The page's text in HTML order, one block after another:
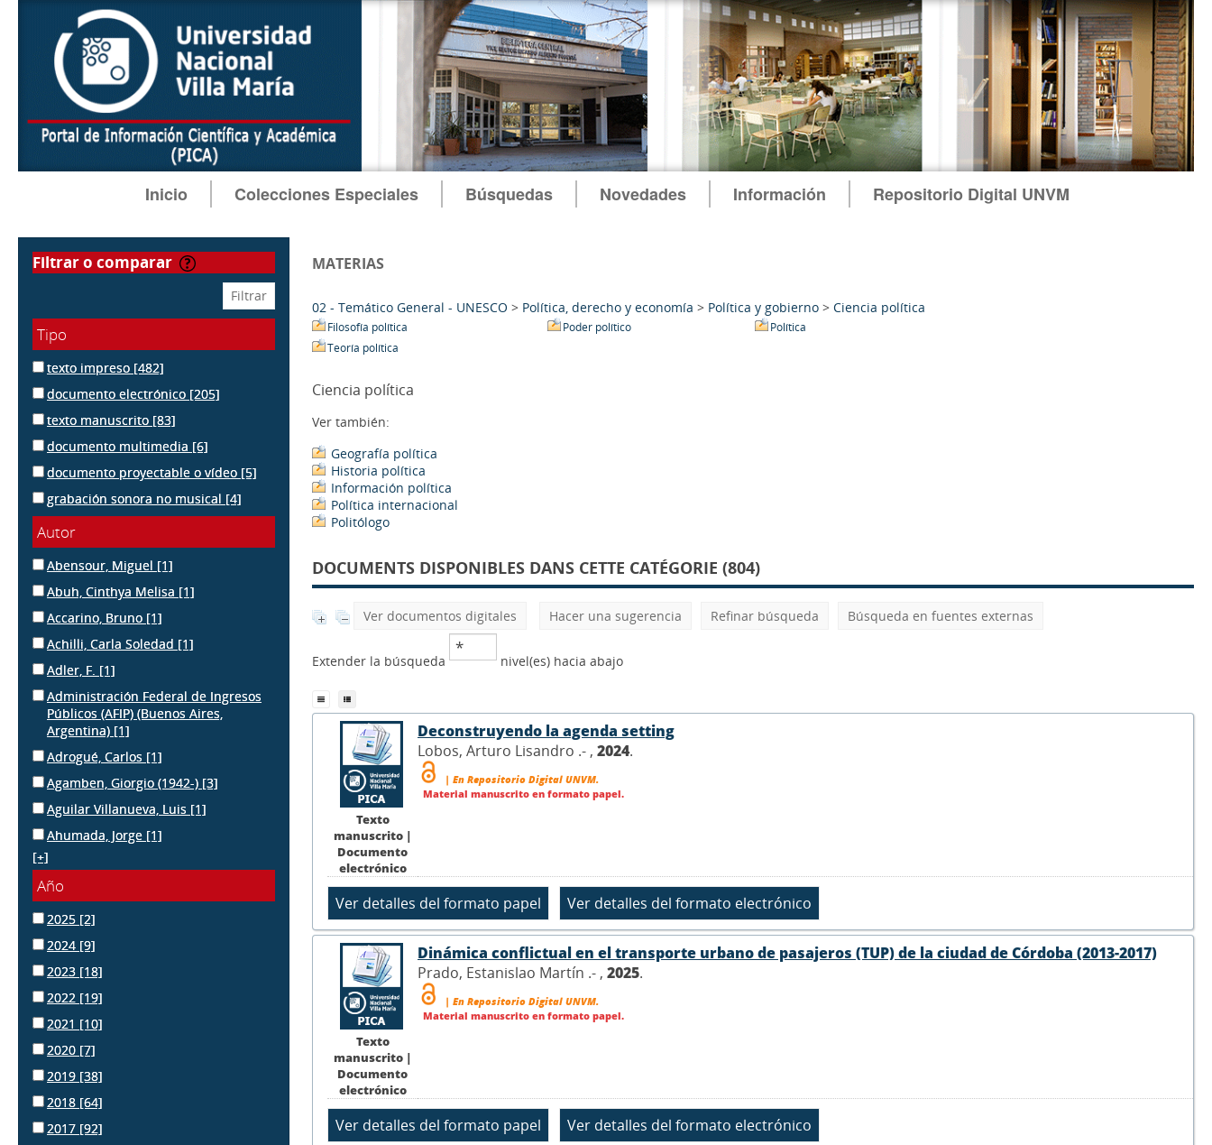
Inicio Colecciones Especiales Búsquedas Novedades Información Repositorio Digital UNVM
filtrar o comparar
Tipo
texto impreso [482]
documento electrónico [205]
texto manuscrito [83]
documento multimedia [6]
documento proyectable o vídeo [5]
grabación sonora no musical [4]
Autor
Abensour, Miguel [1]
Abuh, Cinthya Melisa [1]
Accarino, Bruno [1]
Achilli, Carla Soledad [1]
Adler, F. [1]
Administración Federal de Ingresos
Públicos (AFIP) (Buenos Aires,
Argentina) [1]
Adrogué, Carlos [1]
Agamben, Giorgio (1942-) [3]
Aguilar Villanueva, Luis [1]
Ahumada, Jorge [1]
[+]
Año
2025 [2]
2024 [9]
2023 [18]
2022 [19]
2021 [10]
2020 [7]
2019 [38]
2018 [64]
2017 [92]
MATERIAS
02 - Temático General - UNESCO > Política, derecho y economía > Política y gobierno > Ciencia política
Filosofía política Poder político
Política
Teoría política
Ciencia política
Ver también:
Geografía política
Historia política
Información política
Política internacional
Politólogo
DOCUMENTS DISPONIBLES DANS CETTE CATÉGORIE (804)
Ver documentos digitales Hacer una sugerencia Refinar búsqueda Búsqueda en fuentes externas
Extender la búsqueda nivel(es) hacia abajo
Texto
manuscrito |
Documento
electrónico
Deconstruyendo la agenda setting
Lobos, Arturo Lisandro .- , 2024.
| En Repositorio Digital UNVM.
Material manuscrito en formato papel.
Texto
manuscrito |
Documento
electrónico
Dinámica conflictual en el transporte urbano de pasajeros (TUP) de la ciudad de Córdoba (2013-2017)
Prado, Estanislao Martín .- , 2025.
| En Repositorio Digital UNVM.
Material manuscrito en formato papel.